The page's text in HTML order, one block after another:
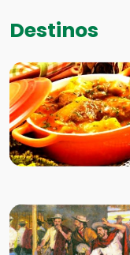
Destinos